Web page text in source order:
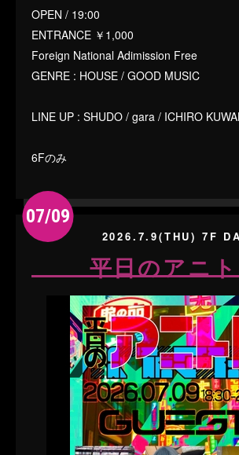
OPEN / 19:00
ENTRANCE ￥1,000
Foreign National Adimission Free
GENRE : HOUSE / GOOD MUSIC
LINE UP : SHUDO / gara / ICHIRO
6Fのみ
07/09
2026.7.9(THU) 7F
平日のアニ